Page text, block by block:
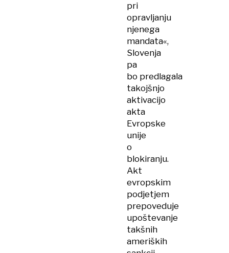
pri
opravljanju
njenega
mandata«,
Slovenja
pa
bo predlagala
takojšnjo
aktivacijo
akta
Evropske
unije
o
blokiranju.
Akt
evropskim
podjetjem
prepoveduje
upoštevanje
takšnih
ameriških